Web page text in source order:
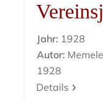
Jahr: 1928
Autor:
1928
Details